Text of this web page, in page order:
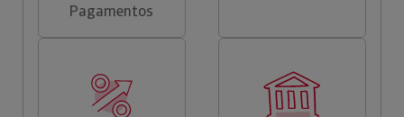
Pagamentos